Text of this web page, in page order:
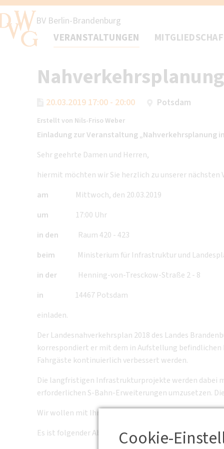
Cookie-
BV Berlin-Brandenburg
VERANSTALTUNGEN
20.03.2019 17:00 - 20:00 Potsdam
Erstellt von Nils-Friso Weber
Einladung zur Veranstaltung „Nahverkehrsplanung
Sehr geehrte Damen und Herren,
hiermit möchten wir Sie herzlich zu unserer
am
Mittwoch, den 20.03.2019
um 17:00 Uhr
in den Raum 420 - 423
beim
Ministerium für Infrastruktur und
in der
Henning-von-Tresckow-Straße 2 - 8
in
14467 Potsdam
einladen.
Der Landesnahverkehrsplan 2018 des Landes
korrespondiert er mit dem in Aufstellung
Fahrgäste kontinuierlich verbessert werden.
Die langfristigen Infrastrukturprojekte werden dabei
erforderlichen S-Bahn-Erweiterungen umzusetzen.
Wir wollen mit Ihnen über den
Es ist folgender Ablauf geplant: